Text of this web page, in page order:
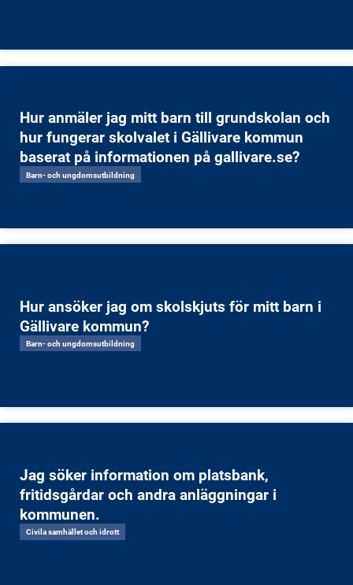
Hur anmäler jag mitt barn till grundskolan och
hur fungerar skolvalet i Gällivare kommun
baserat på informationen på gallivare.se?
Barn- och ungdomsutbildning
Hur ansöker jag om skolskjuts för mitt barn i
Gällivare kommun?
Barn- och ungdomsutbildning
Jag söker information om platsbank,
fritidsgårdar och andra anläggningar i
kommunen.
Civila samhället och idrott